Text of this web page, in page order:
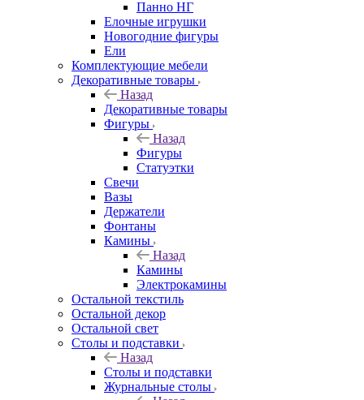
Панно НГ
Елочные игрушки
Новогодние фигуры
Ели
Комплектующие мебели
Декоративные товары
Назад
Декоративные товары
Фигуры
Назад
Фигуры
Статуэтки
Свечи
Вазы
Держатели
Фонтаны
Камины
Назад
Камины
Электрокамины
Остальной текстиль
Остальной декор
Остальной свет
Столы и подставки
Назад
Столы и подставки
Журнальные столы